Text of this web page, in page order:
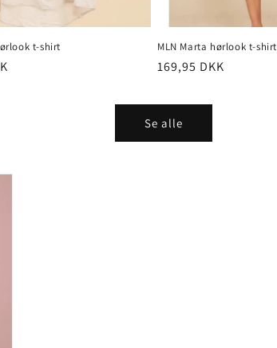
t-shirt MLN Marta hørlook t-shirt
Normalpris
169,95 DKK
Se alle